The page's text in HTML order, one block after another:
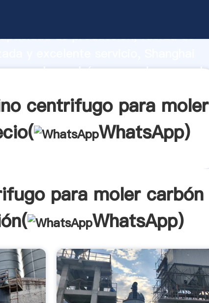
de producción, fuerza de
moler carbón proveedor crea el
centrifugo para moler
WhatsApp)
para moler carbón
WhatsApp)